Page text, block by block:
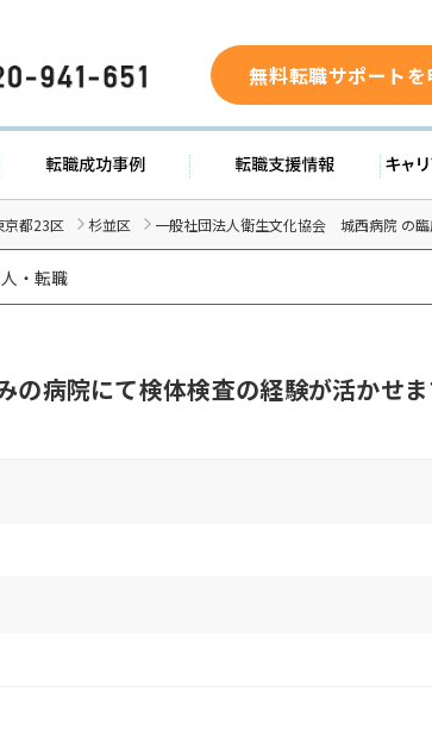
0120-941-651 無料転職サポート
求人検索 転職成功事例 転職支援
京都23区 杉並区 一般社団法人衛生文化協会 城西病院 の
・転職
の病院にて検体検査の経験が活かせ